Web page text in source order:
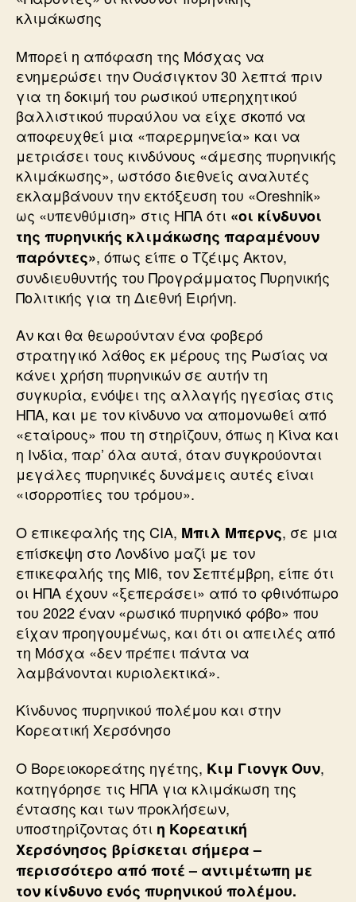
κλιμάκωσης
Μπορεί η απόφαση της Μόσχας να
ενημερώσει την Ουάσιγκτον 30 λεπτά πριν
για τη δοκιμή του ρωσικού υπερηχητικού
βαλλιστικού πυραύλου να είχε σκοπό να
αποφευχθεί μια «παρερμηνεία» και να
μετριάσει τους κινδύνους «άμεσης πυρηνικής
κλιμάκωσης», ωστόσο διεθνείς αναλυτές
εκλαμβάνουν την εκτόξευση του «Oreshnik»
ως «υπενθύμιση» στις ΗΠΑ ότι «οι κίνδυνοι
της πυρηνικής κλιμάκωσης παραμένουν
παρόντες», όπως είπε ο Τζέιμς Ακτον,
συνδιευθυντής του Προγράμματος Πυρηνικής
Πολιτικής για τη Διεθνή Ειρήνη.
Αν και θα θεωρούνταν ένα φοβερό
στρατηγικό λάθος εκ μέρους της Ρωσίας να
κάνει χρήση πυρηνικών σε αυτήν τη
συγκυρία, ενόψει της αλλαγής ηγεσίας στις
ΗΠΑ, και με τον κίνδυνο να απομονωθεί από
«εταίρους» που τη στηρίζουν, όπως η Κίνα και
η Ινδία, παρ’ όλα αυτά, όταν συγκρούονται
μεγάλες πυρηνικές δυνάμεις αυτές είναι
«ισορροπίες του τρόμου».
Ο επικεφαλής της CIA, Μπιλ Μπερνς, σε μια
επίσκεψη στο Λονδίνο μαζί με τον
επικεφαλής της MI6, τον Σεπτέμβρη, είπε ότι
οι ΗΠΑ έχουν «ξεπεράσει» από το φθινόπωρο
του 2022 έναν «ρωσικό πυρηνικό φόβο» που
είχαν προηγουμένως, και ότι οι απειλές από
τη Μόσχα «δεν πρέπει πάντα να
λαμβάνονται κυριολεκτικά».
Κίνδυνος πυρηνικού πολέμου και στην
Κορεατική Χερσόνησο
Ο Βορειοκορεάτης ηγέτης, Κιμ Γιονγκ Ουν,
κατηγόρησε τις ΗΠΑ για κλιμάκωση της
έντασης και των προκλήσεων,
υποστηρίζοντας ότι η Κορεατική
Χερσόνησος βρίσκεται σήμερα –
περισσότερο από ποτέ – αντιμέτωπη με
τον κίνδυνο ενός πυρηνικού πολέμου.